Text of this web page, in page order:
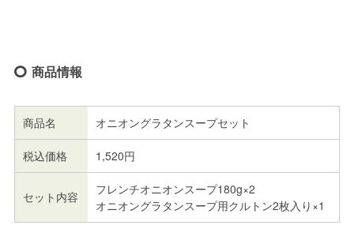
商品情報
商品名 オニオングラタンスープセット
税込価格 1,520円
セット内容
フレンチオニオンスープ180g×2
オニオングラタンスープ用クルトン2枚入り×1